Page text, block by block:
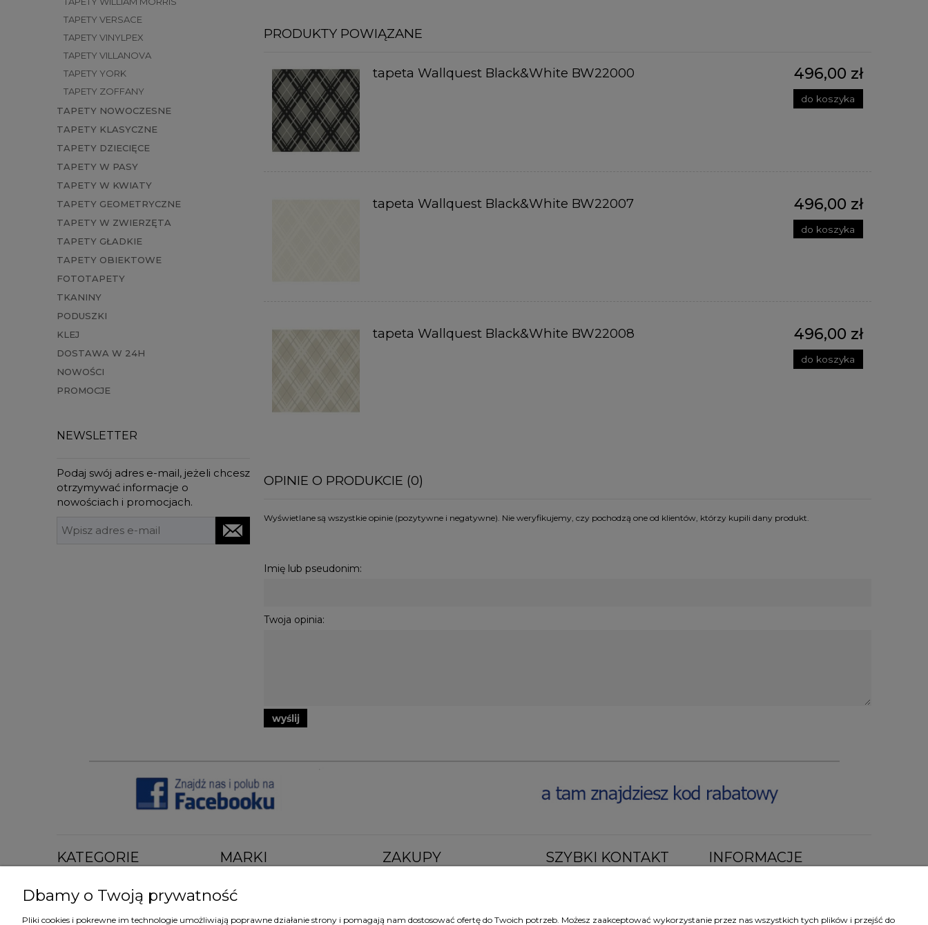
TAPETY VERSACE
TAPETY VINYLPEX
TAPETY VILLANOVA
TAPETY YORK
TAPETY ZOFFANY
TAPETY NOWOCZESNE
TAPETY KLASYCZNE
TAPETY DZIECIĘCE
TAPETY W PASY
TAPETY W KWIATY
TAPETY GEOMETRYCZNE
TAPETY W ZWIERZĘTA
TAPETY GŁADKIE
TAPETY OBIEKTOWE
FOTOTAPETY
TKANINY
PODUSZKI
KLEJ
DOSTAWA W 24H
NOWOŚCI
PROMOCJE
NEWSLETTER
Podaj swój adres e-mail, jeżeli chcesz
otrzymywać informacje o
nowościach i promocjach.
PRODUKTY POWIĄZANE
tapeta Wallquest Black&White BW22000 496,00 zł
do koszyka
tapeta Wallquest Black&White BW22007 496,00 zł
do koszyka
tapeta Wallquest Black&White BW22008 496,00 zł
do koszyka
OPINIE O PRODUKCIE (0)
Wyświetlane są wszystkie opinie (pozytywne i negatywne). Nie weryfikujemy, czy pochodzą one od klientów, którzy kupili dany produkt.
Imię lub pseudonim:
Twoja opinia:
wyślij
KATEGORIE
Tapety nowoczesne
MARKI
Tapety Cole&Son
ZAKUPY SZYBKI KONTAKT INFORMACJE
Dbamy o Twoją prywatność
Pliki cookies i pokrewne im technologie umożliwiają poprawne działanie strony i pomagają nam dostosować ofertę do Twoich potrzeb. Możesz zaakceptować wykorzystanie przez nas wszystkich tych plików i przejść do